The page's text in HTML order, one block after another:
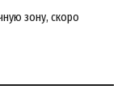
зону, скоро